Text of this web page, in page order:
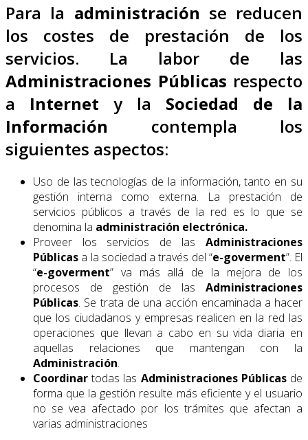
Para la administración se reducen
los costes de prestación de los
servicios. La labor de las
Administraciones Públicas respecto
a Internet y la Sociedad de la
Información contempla los
siguientes aspectos:
Uso de las tecnologías de la información, tanto en su
gestión interna como externa. La prestación de
servicios públicos a través de la red es lo que se
denomina la administración electrónica.
Proveer los servicios de las Administraciones
Públicas a la sociedad a través del “e-goverment”. El
“e-goverment” va más allá de la mejora de los
procesos de gestión de las Administraciones
Públicas. Se trata de una acción encaminada a hacer
que los ciudadanos y empresas realicen en la red las
operaciones que llevan a cabo en su vida diaria en
aquellas relaciones que mantengan con la
Administración.
Coordinartodas las Administraciones Públicasde
forma que la gestión resulte más eficiente y el usuario
no se vea afectado por los trámites que afectan a
varias administraciones